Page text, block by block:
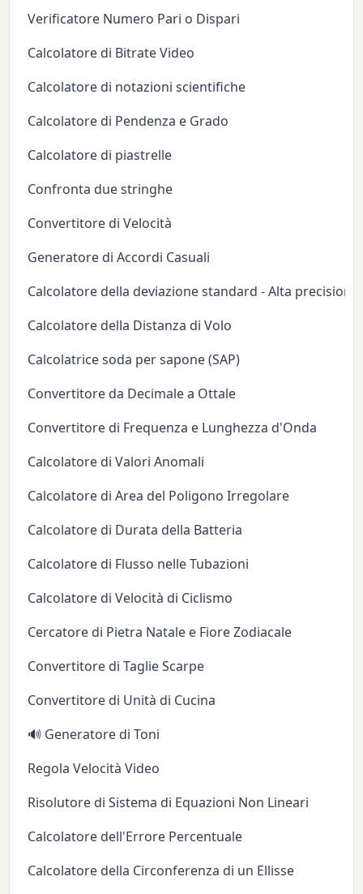
Verificatore Numero Pari o Dispari
Calcolatore di Bitrate Video
Calcolatore di notazioni scientifiche
Calcolatore di Pendenza e Grado
Calcolatore di piastrelle
Confronta due stringhe
Convertitore di Velocità
Generatore di Accordi Casuali
Calcolatore della deviazione standard - Alta precisione
Calcolatore della Distanza di Volo
Calcolatrice soda per sapone (SAP)
Convertitore da Decimale a Ottale
Convertitore di Frequenza e Lunghezza d'Onda
Calcolatore di Valori Anomali
Calcolatore di Area del Poligono Irregolare
Calcolatore di Durata della Batteria
Calcolatore di Flusso nelle Tubazioni
Calcolatore di Velocità di Ciclismo
Cercatore di Pietra Natale e Fiore Zodiacale
Convertitore di Taglie Scarpe
Convertitore di Unità di Cucina
🔊 Generatore di Toni
Regola Velocità Video
Risolutore di Sistema di Equazioni Non Lineari
Calcolatore dell'Errore Percentuale
Calcolatore della Circonferenza di un Ellisse